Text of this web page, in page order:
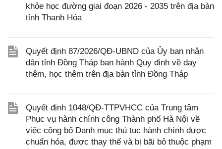
khỏe học đường giai đoạn 2026 - 2035 trên địa bàn
tỉnh Thanh Hóa
Quyết định 87/2026/QĐ-UBND của Ủy ban nhân
dân tỉnh Đồng Tháp ban hành Quy định về dạy
thêm, học thêm trên địa bàn tỉnh Đồng Tháp
Quyết định 1048/QĐ-TTPVHCC của Trung tâm
Phục vụ hành chính công Thành phố Hà Nội về
việc công bố Danh mục thủ tục hành chính được
chuẩn hóa, được thay thế và bị bãi bỏ thuộc phạm